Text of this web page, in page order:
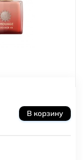
В корзину